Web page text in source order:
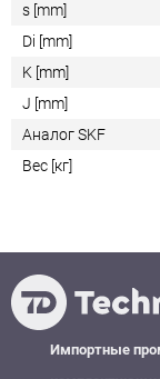
s [mm]
Di [mm]
K [mm]
J [mm]
Аналог SKF
Вес [кг]
Импортные